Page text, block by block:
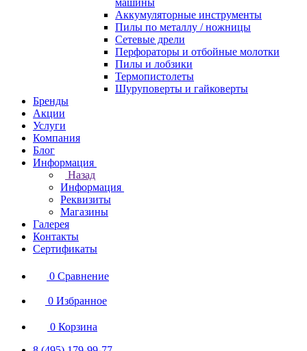
машины
Аккумуляторные инструменты
Пилы по металлу / ножницы
Сетевые дрели
Перфораторы и отбойные молотки
Пилы и лобзики
Термопистолеты
Шуруповерты и гайковерты
Бренды
Акции
Услуги
Компания
Блог
Информация
Назад
Информация
Реквизиты
Магазины
Галерея
Контакты
Сертификаты
0 Сравнение
0 Избранное
0 Корзина